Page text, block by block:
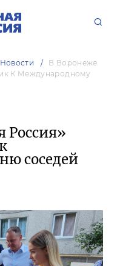
Новости
В Воронеже
К Международному
Россия»
соседей